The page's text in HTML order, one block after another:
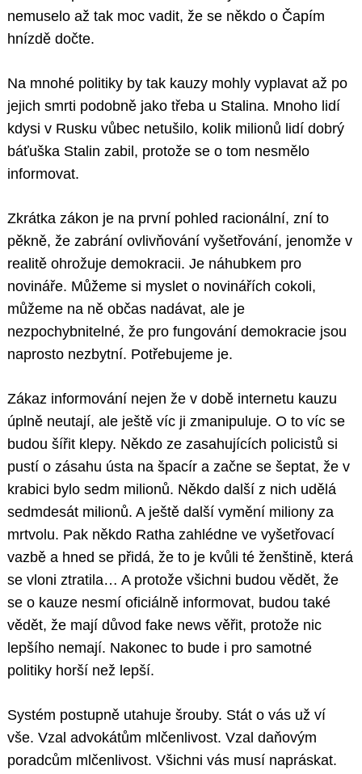
nemuselo až tak moc vadit, že se někdo o Čapím
hnízdě dočte.
Na mnohé politiky by tak kauzy mohly vyplavat až po
jejich smrti podobně jako třeba u Stalina. Mnoho lidí
kdysi v Rusku vůbec netušilo, kolik milionů lidí dobrý
báťuška Stalin zabil, protože se o tom nesmělo
informovat.
Zkrátka zákon je na první pohled racionální, zní to
pěkně, že zabrání ovlivňování vyšetřování, jenomže v
realitě ohrožuje demokracii. Je náhubkem pro
novináře. Můžeme si myslet o novinářích cokoli,
můžeme na ně občas nadávat, ale je
nezpochybnitelné, že pro fungování demokracie jsou
naprosto nezbytní. Potřebujeme je.
Zákaz informování nejen že v době internetu kauzu
úplně neutají, ale ještě víc ji zmanipuluje. O to víc se
budou šířit klepy. Někdo ze zasahujících policistů si
pustí o zásahu ústa na špacír a začne se šeptat, že v
krabici bylo sedm milionů. Někdo další z nich udělá
sedmdesát milionů. A ještě další vymění miliony za
mrtvolu. Pak někdo Ratha zahlédne ve vyšetřovací
vazbě a hned se přidá, že to je kvůli té ženštině, která
se vloni ztratila… A protože všichni budou vědět, že
se o kauze nesmí oficiálně informovat, budou také
vědět, že mají důvod fake news věřit, protože nic
lepšího nemají. Nakonec to bude i pro samotné
politiky horší než lepší.
Systém postupně utahuje šrouby. Stát o vás už ví
vše. Vzal advokátům mlčenlivost. Vzal daňovým
poradcům mlčenlivost. Všichni vás musí napráskat.